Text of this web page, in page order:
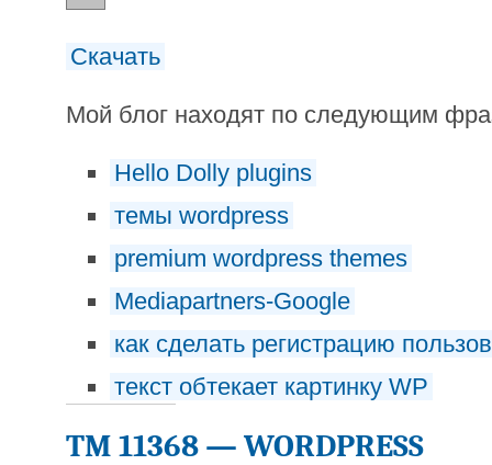
Скачать
Мой блог находят по следующим
Hello Dolly plugins
темы wordpress
premium wordpress themes
Mediapartners-Google
как сделать регистрацию
текст обтекает картинку WP
TM 11368 — WORDPRESS